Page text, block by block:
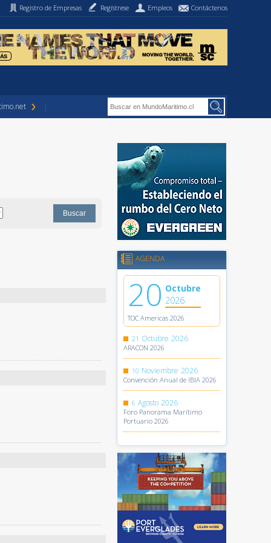
Registro de Empresas Regístrese Empleos Contáctenos
AGENDA
20 Octubre
2026
TOC Americas 2026
21 Octubre 2026
ARACON 2026
10 Noviembre 2026
Convención Anual de IBIA 2026
6 Agosto 2026
Foro Panorama Marítimo
Portuario 2026